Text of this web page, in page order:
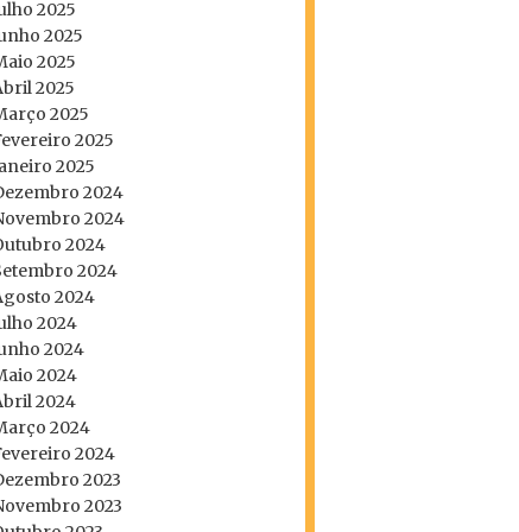
2025
2025
2025
2025
2025
2025
2025
2024
2024
2024
2024
2024
2024
2024
2024
2024
2024
2024
2023
2023